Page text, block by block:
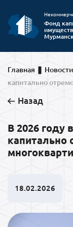
Фонд
Главная Новости
капитально
Назад
В 2026 году
капитально
18.02.2026